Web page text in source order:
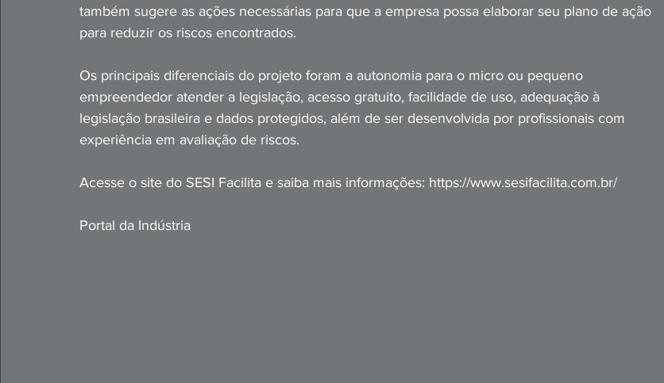
também sugere as ações necessárias para que a empresa possa elaborar seu plano de ação
para reduzir os riscos encontrados.
Os principais diferenciais do projeto foram a autonomia para o micro ou pequeno
empreendedor atender a legislação, acesso gratuito, facilidade de uso, adequação à
legislação brasileira e dados protegidos, além de ser desenvolvida por profissionais com
experiência em avaliação de riscos.
Acesse o site do SESI Facilita e saiba mais informações: https://www.sesifacilita.com.br/
Portal da Indústria